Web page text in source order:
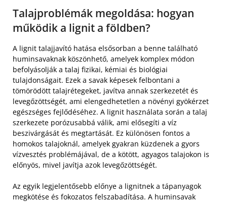
Talajproblémák megoldása: hogyan
működik a lignit a földben?
A lignit talajjavító hatása elsősorban a benne található
huminsavaknak köszönhető, amelyek komplex módon
befolyásolják a talaj fizikai, kémiai és biológiai
tulajdonságait. Ezek a savak képesek felbontani a
tömörödött talajrétegeket, javítva annak szerkezetét és
levegőzöttségét, ami elengedhetetlen a növényi gyökérzet
egészséges fejlődéséhez. A lignit használata során a talaj
szerkezete porózusabbá válik, ami elősegíti a víz
beszivárgását és megtartását. Ez különösen fontos a
homokos talajoknál, amelyek gyakran küzdenek a gyors
vízvesztés problémájával, de a kötött, agyagos talajokon is
előnyös, mivel javítja azok levegőzöttségét.
Az egyik legjelentősebb előnye a lignitnek a tápanyagok
megkötése és fokozatos felszabadítása. A huminsavak